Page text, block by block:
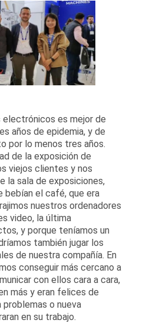
electrónicos es mejor de
años de epidemia, y de
por lo menos tres años.
de la exposición de
viejos clientes y nos
la sala de exposiciones,
bebían el café, que era
nuestros ordenadores
video, la última
y porque teníamos un
también jugar los
de nuestra compañía. En
conseguir más cercano a
con ellos cara a cara,
más y eran felices de
o nueva
en su trabajo.